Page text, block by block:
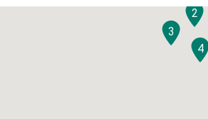
2
3
4